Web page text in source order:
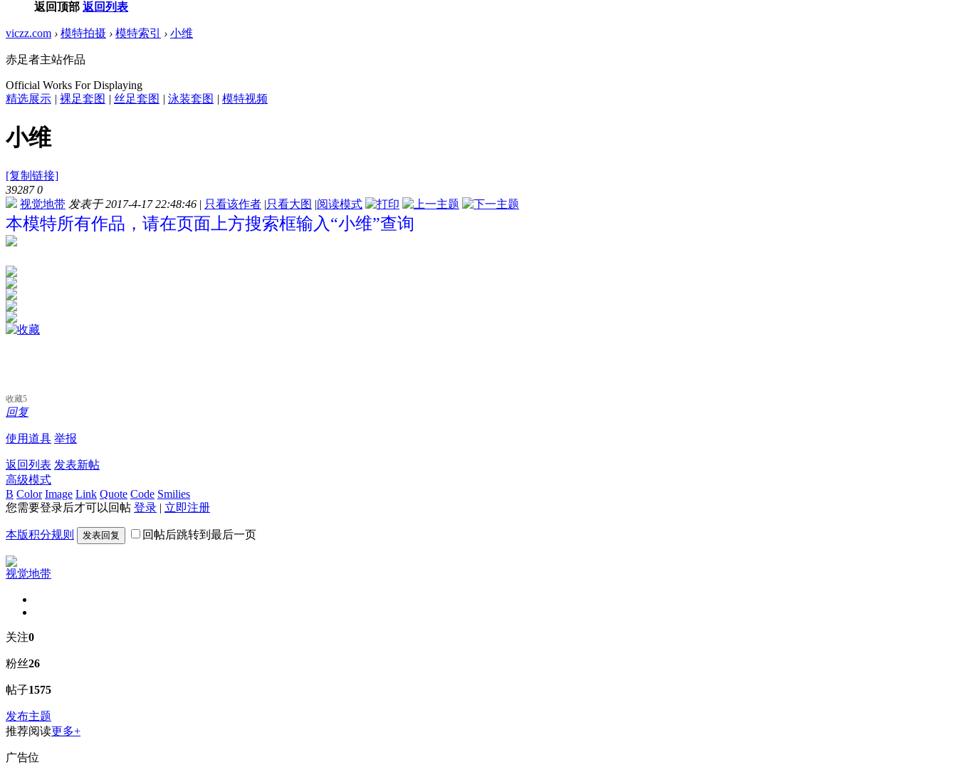
返回顶部 返回列表
viczz.com › 模特拍摄 › 模特索引 › 小维
赤足者主站作品
Official Works For Displaying
精选展示 | 裸足套图 | 丝足套图 | 泳装套图 | 模特视频
小维
[复制链接]
39287 0
视觉地带 发表于 2017-4-17 22:48:46 | 只看该作者 |只看大图 |阅读模式
本模特所有作品，请在页面上方搜索框输入“小维”查询
收藏5
回复
使用道具 举报
返回列表 发表新帖
高级模式
B Color Image Link Quote Code Smilies
您需要登录后才可以回帖 登录 | 立即注册
本版积分规则 发表回复 回帖后跳转到最后一页
视觉地带
关注0
粉丝26
帖子1575
发布主题
推荐阅读更多+
广告位